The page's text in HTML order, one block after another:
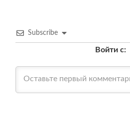
Subscribe
Войти с: